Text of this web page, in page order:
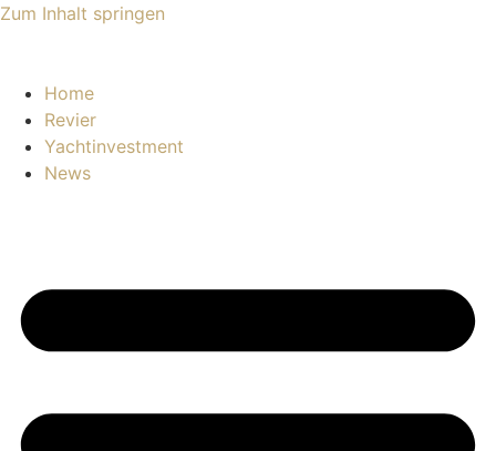
Zum Inhalt springen
Home
Revier
Yachtinvestment
News